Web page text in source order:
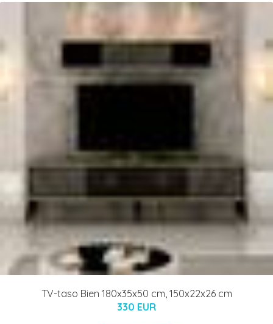
TV-taso Bien 180x35x50 cm, 150x22x26 cm
330 EUR